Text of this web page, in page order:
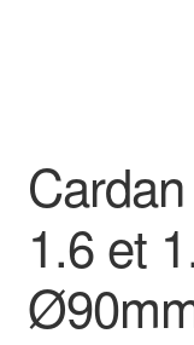
1.6 et